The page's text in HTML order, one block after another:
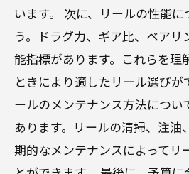
います。 次に、リールの性能に
う。ドラグ力、ギア比、ベアリ
能指標があります。これらを理
ときにより適したリール選びが
ールのメンテナンス方法につい
あります。リールの清掃、注油
期的なメンテナンスによってリ